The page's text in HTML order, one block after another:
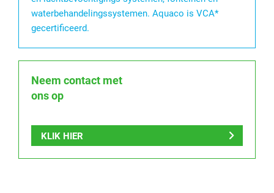
waterbehandelingssystemen. Aquaco is VCA*
gecertificeerd.
Neem contact met
ons op
KLIK HIER